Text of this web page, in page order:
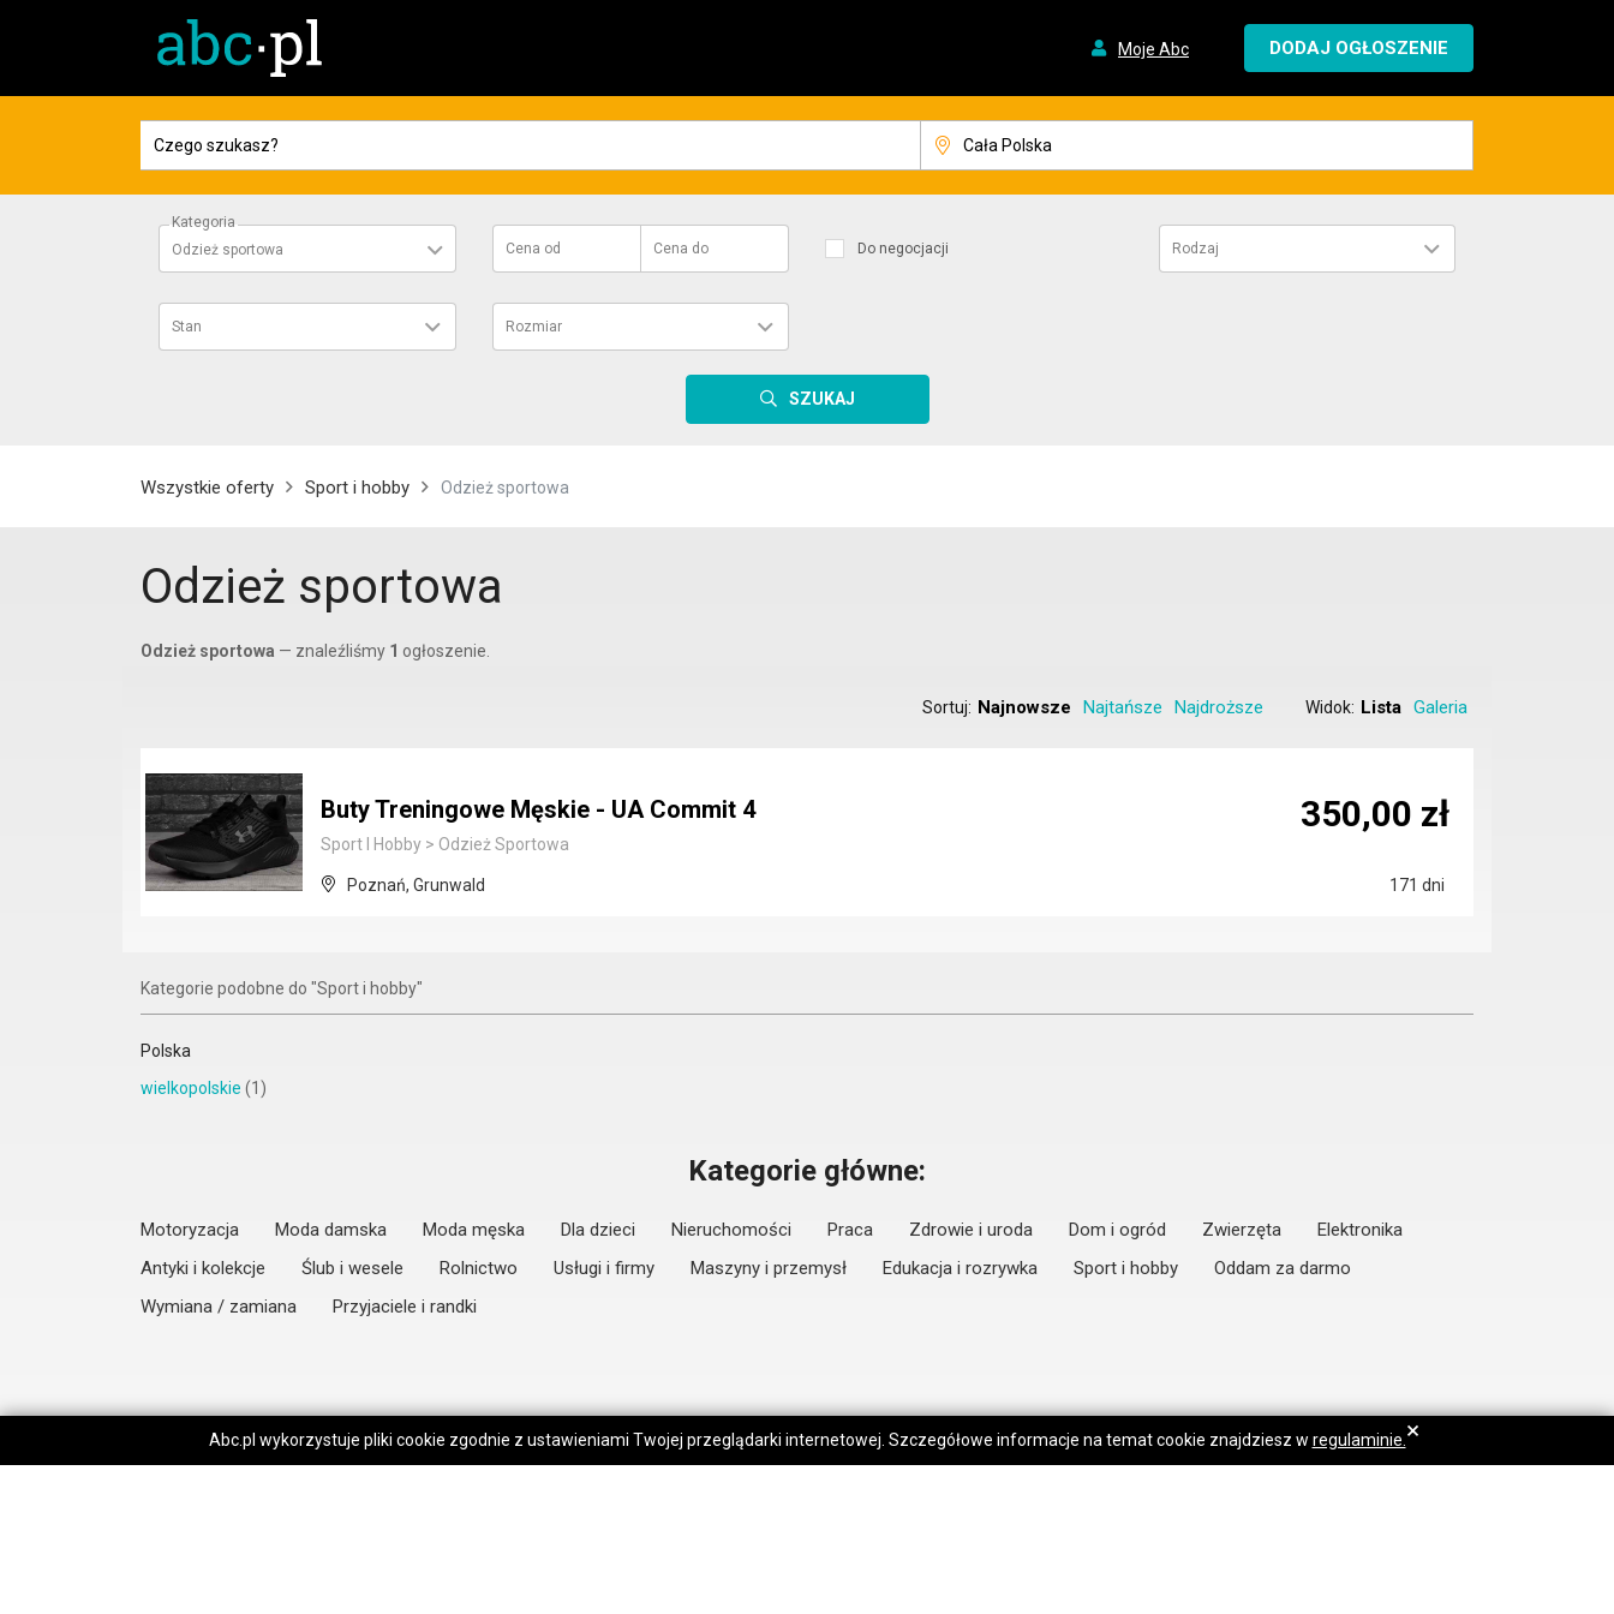
Moje Abc DODAJ OGŁOSZENIE
Kategoria
Odzież sportowa
Cena od Cena do Do negocjacji Rodzaj
Stan Rozmiar
SZUKAJ
Wszystkie oferty Sport i hobby Odzież sportowa
Odzież sportowa
Odzież sportowa — znaleźliśmy 1 ogłoszenie.
Sortuj: Najnowsze Najtańsze Najdroższe Widok: Lista Galeria
Buty Treningowe Męskie - UA Commit 4
Sport I Hobby > Odzież Sportowa
Poznań, Grunwald 171 dni
350,00 zł
Kategorie podobne do "Sport i hobby"
Polska
wielkopolskie (1)
Kategorie główne:
Motoryzacja Moda damska Moda męska Dla dzieci Nieruchomości Praca Zdrowie i uroda Dom i ogród Zwierzęta
Elektronika
Antyki i kolekcje
Ślub i wesele Rolnictwo Usługi i firmy Maszyny i przemysł Edukacja i rozrywka Sport i hobby
Oddam za darmo
Wymiana / zamiana
Przyjaciele i randki
Abc.pl wykorzystuje pliki cookie zgodnie z ustawieniami Twojej przeglądarki internetowej. Szczegółowe informacje na temat cookie znajdziesz w regulaminie. ×